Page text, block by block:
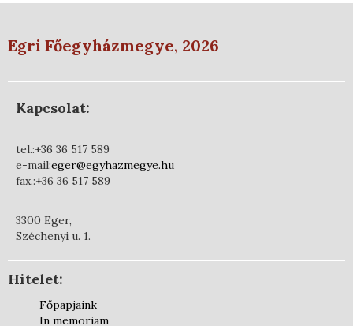
Egri Főegyházmegye, 2026
Kapcsolat:
tel.:+36 36 517 589
e-mail:eger@egyhazmegye.hu
fax.:+36 36 517 589
3300 Eger,
Széchenyi u. 1.
Hitelet:
Főpapjaink
In memoriam